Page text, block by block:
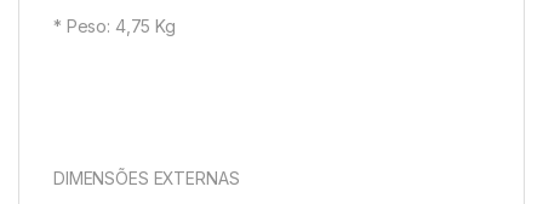
* Peso: 4,75 Kg
DIMENSÕES EXTERNAS